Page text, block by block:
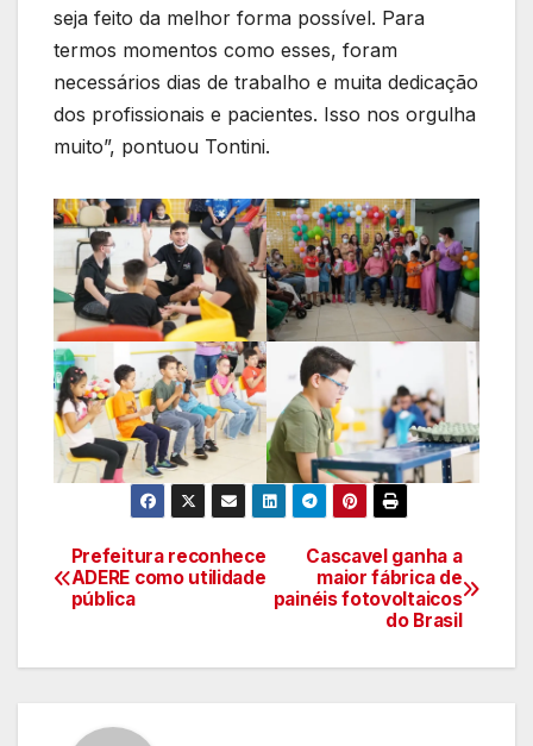
seja feito da melhor forma possível. Para
termos momentos como esses, foram
necessários dias de trabalho e muita dedicação
dos profissionais e pacientes. Isso nos orgulha
muito”, pontuou Tontini.
Navegação
de
artigos
Cascavel ganha a
maior fábrica de
painéis fotovoltaicos
do Brasil
Prefeitura reconhece
ADERE como utilidade
pública